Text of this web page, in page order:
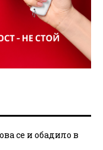
се и обадило в